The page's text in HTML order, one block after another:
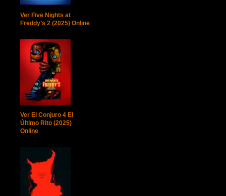
Ver Five Nights at
Freddy’s 2 (2025) Online
Ver El Conjuro 4 El
Último Rito (2025)
Online